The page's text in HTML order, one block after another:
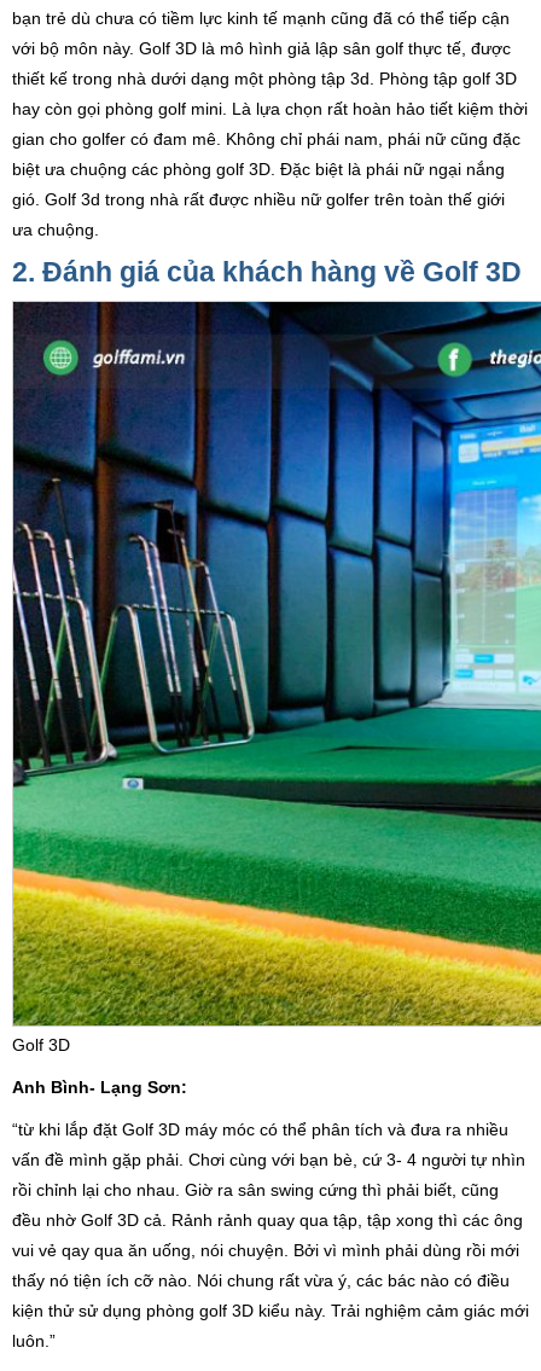
bạn trẻ dù chưa có tiềm lực kinh tế mạnh cũng đã có thể tiếp cận
với bộ môn này. Golf 3D là mô hình giả lập sân golf thực tế, được
thiết kế trong nhà dưới dạng một phòng tập 3d. Phòng tập golf 3D
hay còn gọi phòng golf mini. Là lựa chọn rất hoàn hảo tiết kiệm thời
gian cho golfer có đam mê. Không chỉ phái nam, phái nữ cũng đặc
biệt ưa chuộng các phòng golf 3D. Đặc biệt là phái nữ ngại nắng
gió. Golf 3d trong nhà rất được nhiều nữ golfer trên toàn thế giới
ưa chuộng.
2. Đánh giá của khách hàng về Golf 3D
Golf 3D
Anh Bình- Lạng Sơn:
“từ khi lắp đặt Golf 3D máy móc có thể phân tích và đưa ra nhiều
vấn đề mình gặp phải. Chơi cùng với bạn bè, cứ 3- 4 người tự nhìn
rồi chỉnh lại cho nhau. Giờ ra sân swing cứng thì phải biết, cũng
đều nhờ Golf 3D cả. Rảnh rảnh quay qua tập, tập xong thì các ông
vui vẻ qay qua ăn uống, nói chuyện. Bởi vì mình phải dùng rồi mới
thấy nó tiện ích cỡ nào. Nói chung rất vừa ý, các bác nào có điều
kiện thử sử dụng phòng golf 3D kiểu này. Trải nghiệm cảm giác mới
luôn.”